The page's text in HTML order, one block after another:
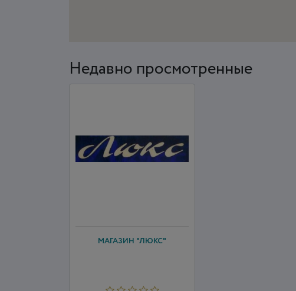
Недавно просмотренные
МАГАЗИН "ЛЮКС"